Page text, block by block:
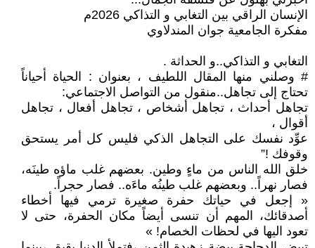
الإنسان الراقي بين التغابي و التذاكي 2026م
مفكرة الجامعية جوان المندلاوي
التغابي و التذاكي..و الحداثة .
# وصلني منها المقال اللطيف ، بعنوان : اﻟﺤﻴﺎﺓ ﺃﺣﻴﺎﻧﺎً
ﺗﺤﺘﺎﺝ ﺇﻟﻰ ﺗﺠﺎﻫﻞ..منقول من التواصل الاجتماعي:
ﺗﺠﺎﻫﻞ أﺣﺪﺍﺙ ، ﺗﺠﺎﻫﻞ أﺷﺨﺎﺹ ، ﺗﺠﺎﻫﻞ أﻓﻌﺎﻝ ، ﺗﺠﺎﻫﻞ
أﻗﻮﺍﻝ ،
ﻋﻮِّﺩ ﻧﻔﺴﻚ ﻋﻠﻰ ﺍﻟﺘﺠﺎﻫﻞ ﺍﻟﺬﻛﻲ ﻓﻠﻴﺲ ﻛﻞ أﻣﺮ ﻳﺴﺘﺤﻖ
ﻭﻗﻮﻓﻚ !”
ﺧﻠﻖ ﺍﻟﻠﻪ ﺍﻟﻨﺎﺱ ﻣﻦ ﻣﺎﺀٍ ﻭﻃﻴﻦ. ﺑﻌﻀﻬﻢ ﻏﻠﺐ ﻣﺎﺅﻩ ﻃﻴﻨَﻪ،
ﻓﺼﺎﺭ ﻧﻬﺮﺍً.. ﻭﺑﻌﻀﻬﻢ ﻏﻠﺐ ﻃﻴﻨُﻪ ﻣﺎﺀَﻩ.. ﻓﺼﺎﺭ ﺣﺠﺮﺍً.
« إجعل ﻓﻲ ﺣﻴﺎﺗﻚ ﺣﻔﺮﺓ ﺻﻐﻴﺮﺓ ﺗﺮﻣﻲ ﻓﻴﻬﺎ ﺃﺧﻄﺎﺀ
ﺃﺻﺪﻗﺎﺋﻚ، ﺍﻟﻤﻬﻢ ﺃﻥ ﺗﻨﺴﻰ ﺃﻳﻀﺎً ﻣﻜﺎﻥ ﺍﻟﺤﻔﺮﺓ، ﺣﺘﻰ ﻻ‌
ﺗﻌﻮﺩ ﺍﻟﻴﻬﺎ ﻓﻲ ﻟﺤﻈﺎﺕ ﺍﻟﺨﺼﺎﻡ! »